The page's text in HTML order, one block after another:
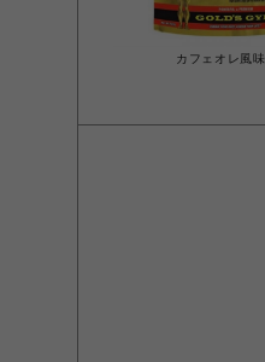
カフェオレ風味